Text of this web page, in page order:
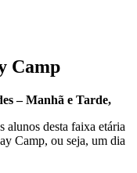
Camp
– Manhã e Tarde,
alunos desta faixa etária
Camp, ou seja, um dia